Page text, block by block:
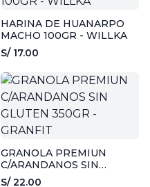
HARINA DE HUANARPO
MACHO 100GR - WILLKA
S/ 17.00
GRANOLA PREMIUN
C/ARANDANOS SIN
GLUTEN 350GR - GRANFIT
S/ 22.00